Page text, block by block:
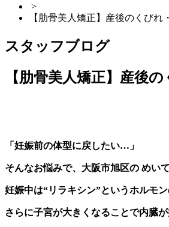
>
【肋骨美人矯正】産後のくび
スタッフブログ
【肋骨美人矯正】産後
「妊娠前の体型に戻したい…」
そんなお悩みで、大阪市旭区の めい
妊娠中は“リラキシン”というホルモ
さらに子宮が大きくなることで内臓